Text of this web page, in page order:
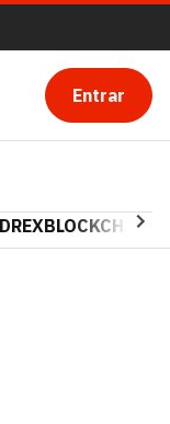
Entrar
DREXBLOCKCHAIN